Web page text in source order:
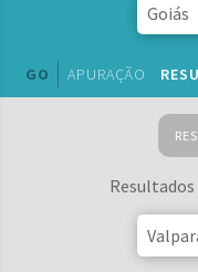
GO APURAÇÃO